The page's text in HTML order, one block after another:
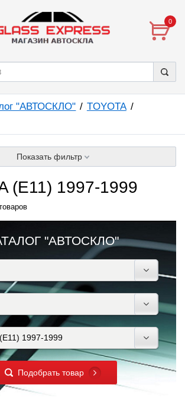
0
"АВТОСКЛО"
TOYOTA
Показать фильтр
(E11) 1997-1999
"АВТОСКЛО"
Подобрать товар